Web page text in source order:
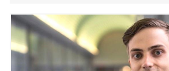
on jo löytänyt työpaikan.